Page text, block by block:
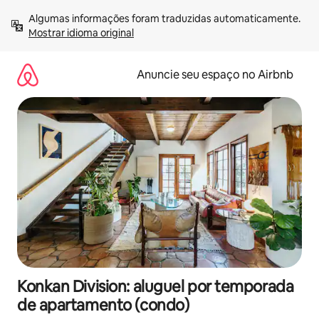
para
Mostrar idioma original
Anuncie seu espaço no Airbnb
Konkan Division: aluguel por temporada
de apartamento (condo)